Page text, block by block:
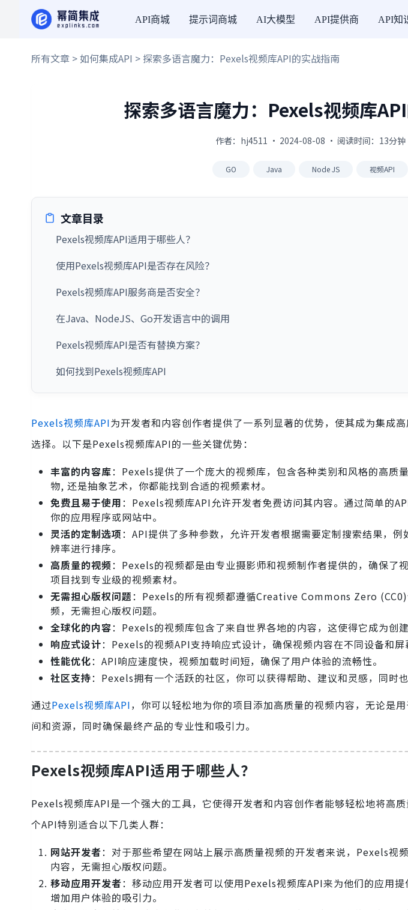
API商城 提示词商城 AI大模型 API提供商 API知
所有文章 >如何集成API > 探索多语言魔力：Pexels视频库API的实战指南
探索多语言魔力：Pexels视频库
作者：hj4511 · 2024-08-08 · 阅读时间：13分钟
GO Java Node JS 视频API
文章目录
Pexels视频库API适用于哪些人？
使用Pexels视频库API是否存在风险？
Pexels视频库API服务商是否安全？
在Java、NodeJS、Go开发语言中的调用
Pexels视频库API是否有替换方案？
如何找到Pexels视频库API
Pexels视频库API为开发者和内容创作者提供了一系列显著的优势，使其成为集成
选择。以下是Pexels视频库API的一些关键优势：
丰富的内容库：Pexels提供了一个庞大的视频库，包含各种类别和风格的高质
物, 还是抽象艺术，你都能找到合适的视频素材。
免费且易于使用：Pexels视频库API允许开发者免费访问其内容。通过简单的
你的应用程序或网站中。
灵活的定制选项：API提供了多种参数，允许开发者根据需要定制搜索结果，
辨率进行排序。
高质量的视频：Pexels的视频都是由专业摄影师和视频制作者提供的，确保了
项目找到专业级的视频素材。
无需担心版权问题：Pexels的所有视频都遵循Creative Commons Zero
频，无需担心版权问题。
全球化的内容：Pexels的视频库包含了来自世界各地的内容，这使得它成为创
响应式设计：Pexels的视频API支持响应式设计，确保视频内容在不同设备和屏
性能优化：API响应速度快，视频加载时间短，确保了用户体验的流畅性。
社区支持：Pexels拥有一个活跃的社区，你可以获得帮助、建议和灵感，同时
通过Pexels视频库API，你可以轻松地为你的项目添加高质量的视频内容，无论是
间和资源，同时确保最终产品的专业性和吸引力。
Pexels视频库API适用于哪些人？
Pexels视频库API是一个强大的工具，它使得开发者和内容创作者能够轻松地将高
个API特别适合以下几类人群：
网站开发者：对于那些希望在网站上展示高质量视频的开发者来说，Pexels视
内容，无需担心版权问题。
移动应用开发者：移动应用开发者可以使用Pexels视频库API来为他们的应用提
增加用户体验的吸引力。